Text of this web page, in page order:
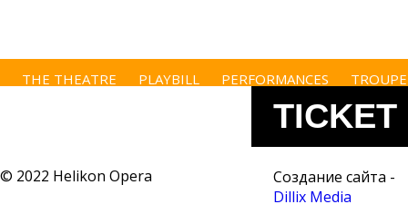
THE THEATRE PLAYBILL PERFORMANCES TROUPE
TICKET
OFFICE
Search form
Search
© 2022 Helikon Opera
Создание сайта -
Dillix Media